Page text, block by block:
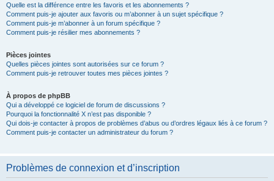
Quelle est la différence entre les favoris et les abonnements ?
Comment puis-je ajouter aux favoris ou m’abonner à un sujet spécifique ?
Comment puis-je m’abonner à un forum spécifique ?
Comment puis-je résilier mes abonnements ?
Pièces jointes
Quelles pièces jointes sont autorisées sur ce forum ?
Comment puis-je retrouver toutes mes pièces jointes ?
À propos de phpBB
Qui a développé ce logiciel de forum de discussions ?
Pourquoi la fonctionnalité X n’est pas disponible ?
Qui dois-je contacter à propos de problèmes d’abus ou d’ordres légaux liés à ce forum ?
Comment puis-je contacter un administrateur du forum ?
Problèmes de connexion et d’inscription